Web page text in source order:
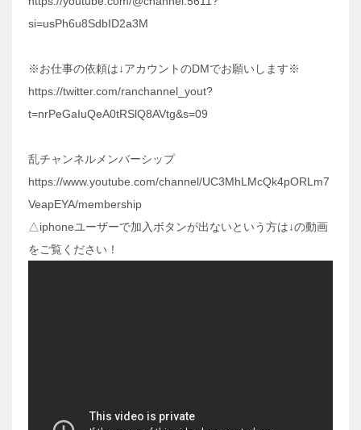
si=usPh6u8SdbID2a3M
※お仕事の依頼は↓アカウントのDMでお願いします※
https://twitter.com/ranchannel_yout?
t=nrPeGaIuQeA0tRSlQ8AVtg&s=09
乱チャンネルメンバーシップ
https://www.youtube.com/channel/UC3MhLMcQk4pORLm7
VeapEYA/membership
△iphoneユーザーで加入ボタンが出ないという方は↓の動画
をご覧ください！